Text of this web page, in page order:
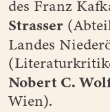
des Franz
Strasser
Landes
Nobert C.
Wien).